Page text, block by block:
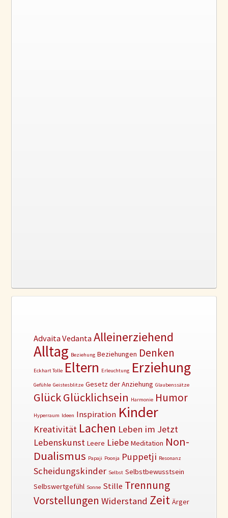
Advaita Vedanta Alleinerziehend
Alltag Beziehung Beziehungen Denken
Eckhart Tolle Eltern Erleuchtung Erziehung
Gefühle Geistesblitze Gesetz der Anziehung Glaubenssätze
GlückGlücklichsein Harmonie Humor
Hyperraum Ideen Inspiration Kinder
Kreativität Lachen Leben im Jetzt
Lebenskunst Leere Liebe Meditation Non-
Dualismus Papaji Poonja Puppetji Resonanz
Scheidungskinder Selbst Selbstbewusstsein
Selbswertgefühl Sonne Stille Trennung
Vorstellungen Widerstand Zeit Ärger